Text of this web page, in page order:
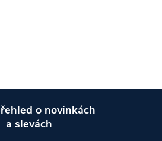
o novinkách
a slevách